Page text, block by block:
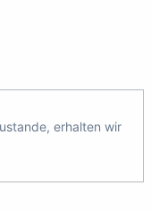
erhalten wir